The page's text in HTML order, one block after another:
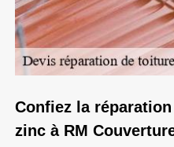
Confiez la
zinc à RM